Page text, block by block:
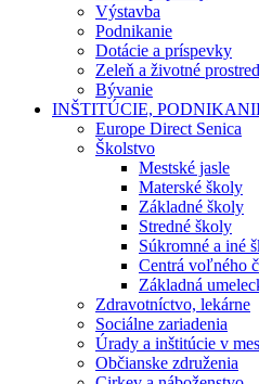
Výstavba
Podnikanie
Dotácie a príspevky
Zeleň a životné
Bývanie
INŠTITÚCIE,
Europe Direct Senica
Školstvo
Mestské jasle
Materské školy
Základné školy
Stredné školy
Súkromné a iné
Centrá voľného
Základná
Zdravotníctvo, lekárne
Sociálne zariadenia
Úrady a inštitúcie v
Občianske združenia